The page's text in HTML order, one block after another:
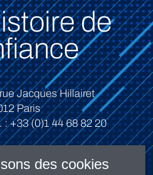
de
Jacques Hillairet
Paris
: +33 (0)1 44 68 82 20
des cookies